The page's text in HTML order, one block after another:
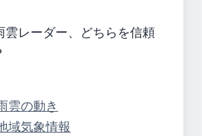
雲レーダー、どちらを信頼
雲の動き
域気象情報